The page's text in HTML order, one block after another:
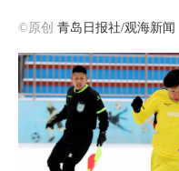
©原创 青岛日报社/观海新闻